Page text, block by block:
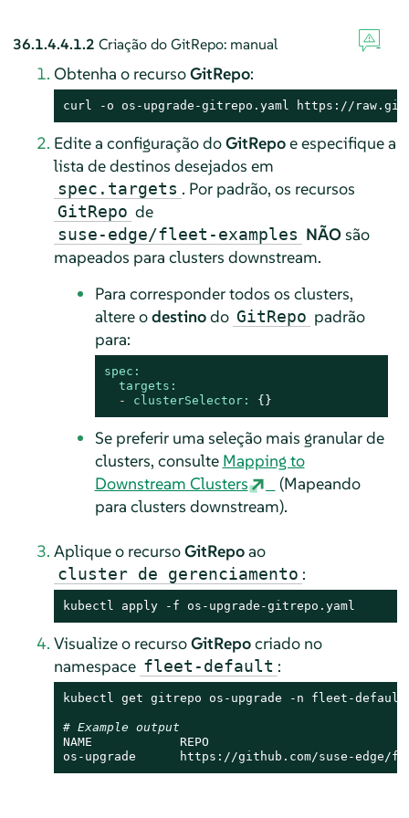
36.1.4.4.1.2 Criação do GitRepo: manual
Obtenha o recursoGitRepo:
curl -o os-upgrade-gitrepo.yaml https://
Edite a configuração doGitRepoe especifique a
lista de destinos desejados em
spec.targets . Por padrão, os recursos
GitRepo de
suse-edge/fleet-examples NÃOsão
mapeados para clusters downstream.
Para corresponder todos os clusters,
altere odestinodo GitRepo padrão
para:
spec:
targets:
-
clusterSelector: {}
Se preferir uma seleção mais granular de
clusters, consulte Mapping to
Downstream Clusters
(Mapeando
para clusters downstream).
Aplique o recursoGitRepoao
cluster de gerenciamento :
kubectl apply -f os-upgrade-gitrepo.yaml
Visualize o recursoGitRepocriado no
namespace fleet-default :
kubectl get gitrepo os-upgrade -n fleet-default
# Example output
NAME            REPO
os-upgrade      https://github.com/suse-edge/